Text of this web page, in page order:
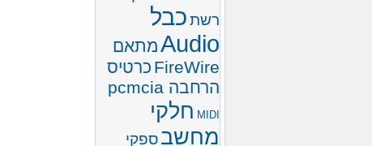
רשתכבל
Audioמתאם
FireWire כרטיס
הרחבה pcmcia
MIDI חלקי
מחשבספקי